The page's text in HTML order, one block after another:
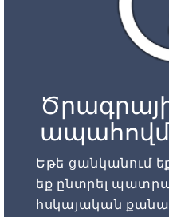
Եթե ցանկանում
եք ընտրել
հսկայական